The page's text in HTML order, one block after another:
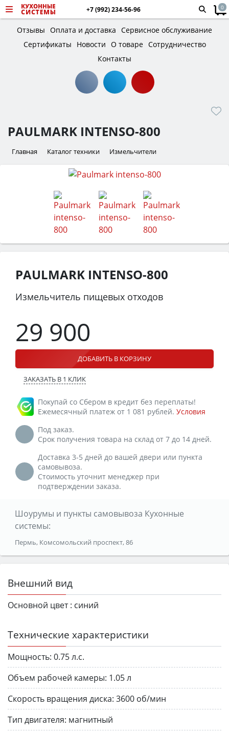
+7 (992) 234-56-96 0
Отзывы Оплата и доставка Сервисное обслуживание
Сертификаты
Новости О товаре Сотрудничество
Контакты
PAULMARK INTENSO-800
Главная Каталог техники Измельчители
PAULMARK INTENSO-800
Измельчитель пищевых отходов
29 900
ДОБАВИТЬ В КОРЗИНУ
ЗАКАЗАТЬ В 1 КЛИК
Покупай со Сбером в кредит без переплаты!
Ежемесячный платеж от 1 081 рублей. Условия
Под заказ.
Срок получения товара на склад от 7 до 14 дней.
Доставка 3-5 дней до вашей двери или пункта
самовывоза.
Стоимость уточнит менеджер при
подтверждении заказа.
Шоурумы и пункты самовывоза Кухонные
системы:
Пермь, Комсомольский проспект, 86
Внешний вид
Основной цвет : синий
Технические характеристики
Мощность: 0.75 л.с.
Объем рабочей камеры: 1.05 л
Скорость вращения диска: 3600 об/мин
Тип двигателя: магнитный